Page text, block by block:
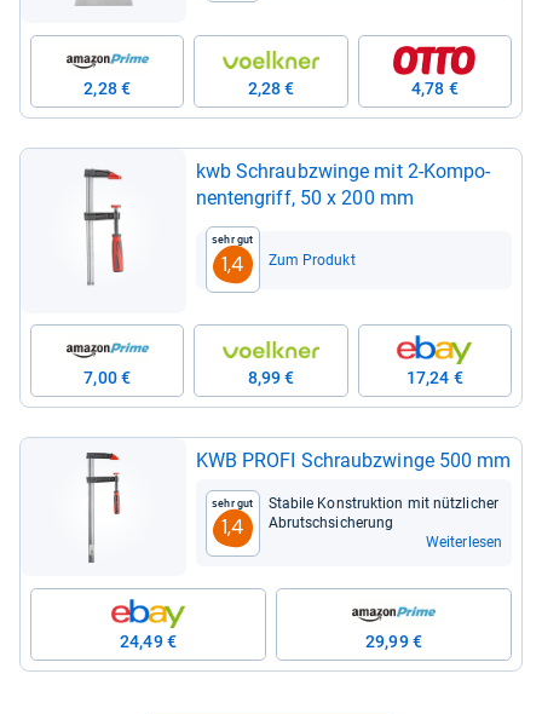
2,28 € 2,28 € 4,78 €
kwb Schraub­zwinge mit 2-​Kom­po­
nen­ten­griff, 50 x 200 mm
Sehr gut
1,4 Zum Produkt
7,00 € 8,99 € 17,24 €
KWB PROFI Schraub­zwinge 500 mm
Sehr gut
1,4
Sta­bile Kon­struk­tion mit nütz­li­cher
Abrutsch­si­che­rung
Weiterlesen
24,49 € 29,99 €